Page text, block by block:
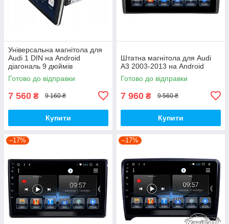
Універсальна магнітола для
Audi 1 DIN на Android
діагональ 9 дюймів
Готово до відправки
7 560 ₴ 9 160 ₴
Купити
Штатна магнітола для Audi
A3 2003-2013 на Android
Готово до відправки
7 960 ₴ 9 560 ₴
Купити
–17% –17%